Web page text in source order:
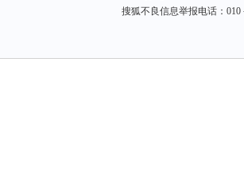
搜狐不良信息举报电话：010